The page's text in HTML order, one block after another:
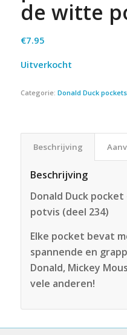
de witte
€7.95
Uitverkocht
Categorie: Donald Duck pockets
Beschrijving
Beschrijving
Donald Duck
potvis (deel 234)
Elke pocket bevat
spannende en
Donald, Mickey
vele anderen!